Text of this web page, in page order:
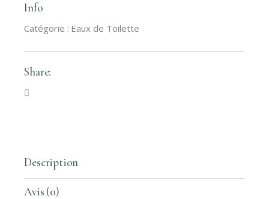
Info
Catégorie : Eaux de Toilette
Share:
Description
Avis (0)